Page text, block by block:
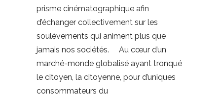
prisme cinématographique afin
d’échanger collectivement sur les
soulèvements qui animent plus que
jamais nos sociétés. Au cœur d’un
marché-monde globalisé ayant tronqué
le citoyen, la citoyenne, pour d’uniques
consommateurs du